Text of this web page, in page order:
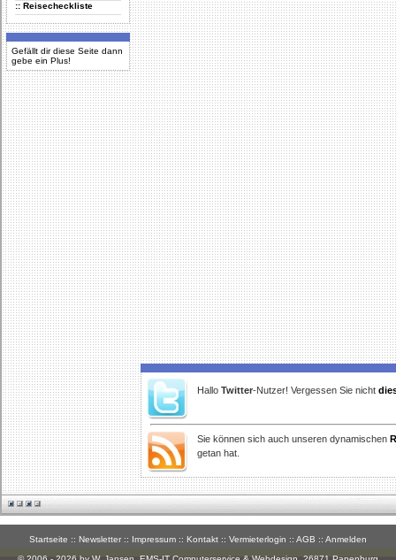
:: Reisecheckliste
Gefällt dir diese Seite dann
gebe ein Plus!
Hallo Twitter-Nutzer! Vergessen Sie nicht
Sie können sich auch unseren dynamischen
getan hat.
Startseite :: Newsletter :: Impressum :: Kontakt :: Vermieterlogin :: AGB :: Anmelden